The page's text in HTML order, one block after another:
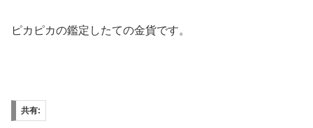
ピカピカの鑑定したての金貨です。
共有: